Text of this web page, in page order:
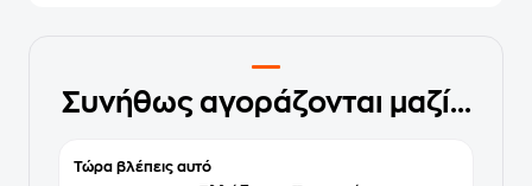
Συνήθως αγοράζονται μαζί...
Τώρα βλέπεις αυτό